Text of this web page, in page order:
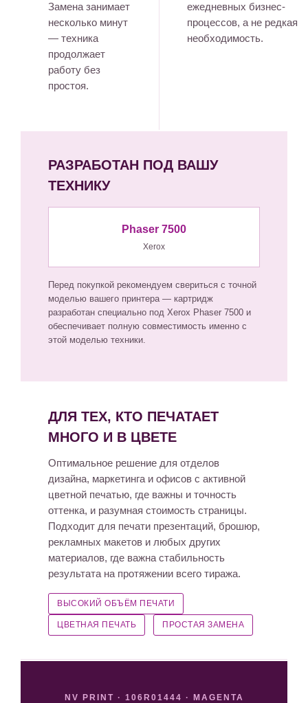
Замена занимает
несколько минут
— техника
продолжает
работу без
простоя.
ежедневных бизнес-
процессов, а не редкая
необходимость.
РАЗРАБОТАН ПОД ВАШУ
ТЕХНИКУ
Phaser 7500
Xerox
Перед покупкой рекомендуем свериться с точной
моделью вашего принтера — картридж
разработан специально под Xerox Phaser 7500 и
обеспечивает полную совместимость именно с
этой моделью техники.
ДЛЯ ТЕХ, КТО ПЕЧАТАЕТ
МНОГО И В ЦВЕТЕ
Оптимальное решение для отделов
дизайна, маркетинга и офисов с активной
цветной печатью, где важны и точность
оттенка, и разумная стоимость страницы.
Подходит для печати презентаций, брошюр,
рекламных макетов и любых других
материалов, где важна стабильность
результата на протяжении всего тиража.
ВЫСОКИЙ ОБЪЁМ ПЕЧАТИ
ЦВЕТНАЯ ПЕЧАТЬ ПРОСТАЯ ЗАМЕНА
NV PRINT · 106R01444 · MAGENTA